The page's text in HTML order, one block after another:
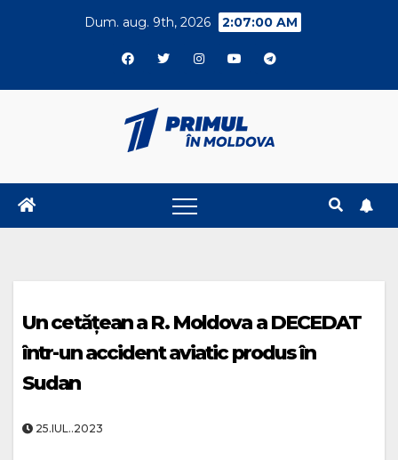
Dum. aug. 9th, 2026 2:07:01 AM
Un cetățean a R. Moldova a DECEDAT
într-un accident aviatic produs în
Sudan
25.IUL..2023